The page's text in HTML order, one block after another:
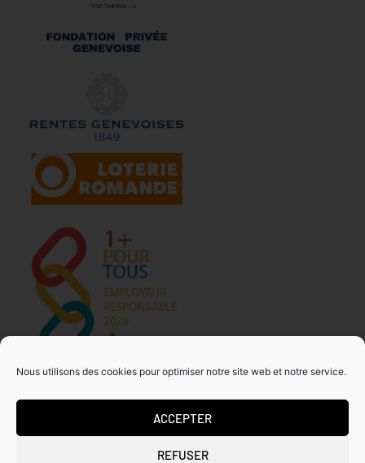
Nous utilisons des cookies pour optimiser notre site web et notre service.
ACCEPTER
REFUSER